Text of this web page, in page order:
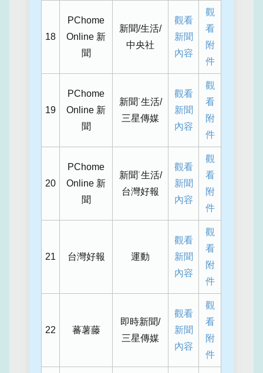
18
PChome
Online 新
聞
新聞/生活/
中央社
觀看
新聞
內容
觀
看
附
件
19
PChome
Online 新
聞
新聞˙生活/
三星傳媒
觀看
新聞
內容
觀
看
附
件
20
PChome
Online 新
聞
新聞˙生活/
台灣好報
觀看
新聞
內容
觀
看
附
件
21 台灣好報 運動
觀看
新聞
內容
觀
看
附
件
22 蕃薯藤
即時新聞/
三星傳媒
觀看
新聞
內容
觀
看
附
件